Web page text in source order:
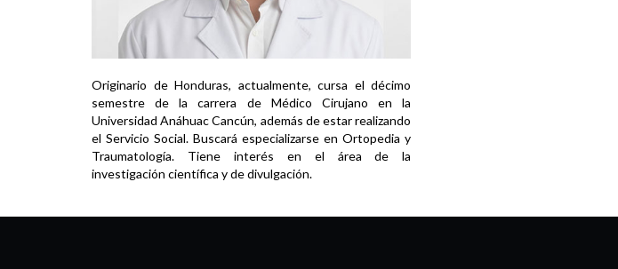
Originario de Honduras, actualmente, cursa el décimo
semestre de la carrera de Médico Cirujano en la
Universidad Anáhuac Cancún, además de estar realizando
el Servicio Social. Buscará especializarse en Ortopedia y
Traumatología. Tiene interés en el área de la
investigación científica y de divulgación.